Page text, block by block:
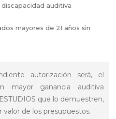
auditiva
mayores de 21 años sin
autorización será, el
mayor ganancia auditiva
que lo demuestren,
valor de los presupuestos.